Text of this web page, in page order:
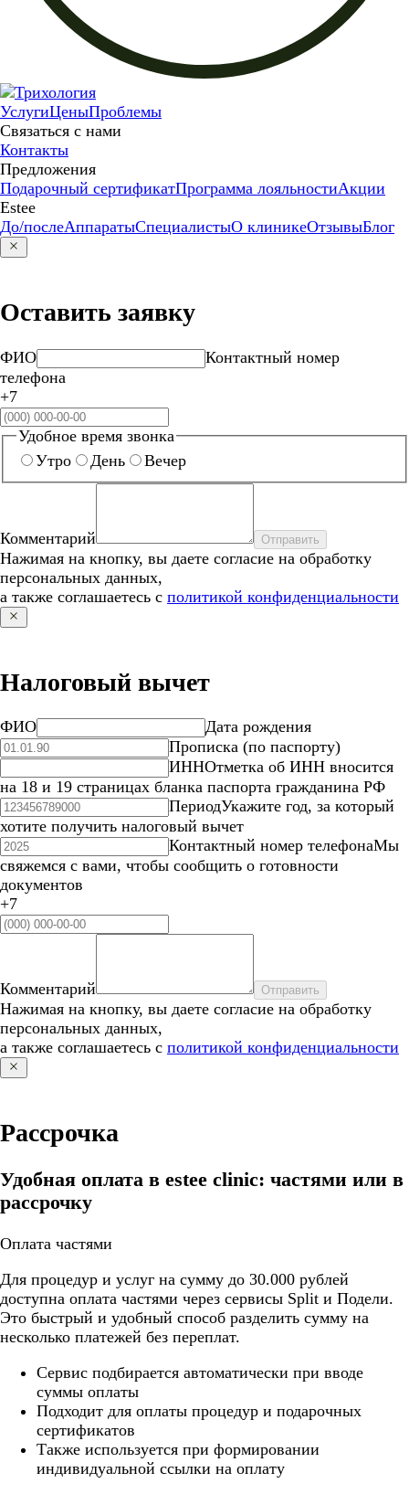
УслугиЦеныПроблемы
Связаться с нами
Контакты
Предложения
Подарочный сертификатПрограмма лояльностиАкции
Estee
До/послеАппаратыСпециалистыО клиникеОтзывыБлог
Оставить заявку
ФИО
Контактный номер
телефона
+7
Удобное время звонка
Утро
День Вечер
Комментарий Отправить
Нажимая на кнопку, вы даете согласие на обработку
персональных данных,
а также соглашаетесь с политикой конфиденциальности
Налоговый вычет
ФИО
Дата рождения
Прописка (по паспорту)
ИННОтметка об ИНН вносится
на 18 и 19 страницах бланка паспорта гражданина РФ
ПериодУкажите год, за который
хотите получить налоговый вычет
Контактный номер телефонаМы
свяжемся с вами, чтобы сообщить о готовности
документов
+7
Комментарий Отправить
Нажимая на кнопку, вы даете согласие на обработку
персональных данных,
а также соглашаетесь с политикой конфиденциальности
Рассрочка
Удобная оплата в estee clinic: частями или в
рассрочку
Оплата частями
Для процедур и услуг на сумму до 30.000 рублей
доступна оплата частями через сервисы Split и Подели.
Это быстрый и удобный способ разделить сумму на
несколько платежей без переплат.
Cервис подбирается автоматически при вводе
суммы оплаты
Подходит для оплаты процедур и подарочных
сертификатов
Также используется при формировании
индивидуальной ссылки на оплату